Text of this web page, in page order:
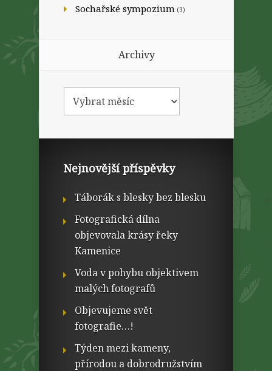
Sochařské sympozium (3)
Archivy
Nejnovější příspěvky
Táborák s blesky bez blesku
Fotografická dílna
objevovala krásy řeky
Kamenice
Voda v pohybu objektivem
malých fotografů
Objevujeme svět
fotografie…!
Týden mezi kameny,
přírodou a dobrodružstvím